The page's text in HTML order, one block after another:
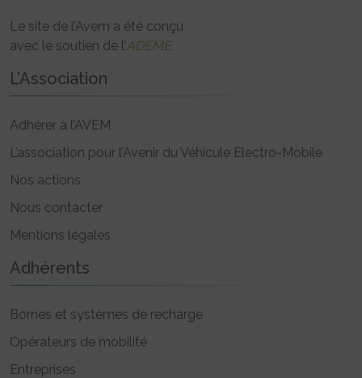
Le site de l’Avem a été conçu
avec le soutien de l’ADEME
L’Association
Adhérer à l’AVEM
L’association pour l’Avenir du Véhicule Electro-Mobile
Nos actions
Nous contacter
Mentions légales
Adhérents
Bornes et systèmes de recharge
Opérateurs de mobilité
Entreprises